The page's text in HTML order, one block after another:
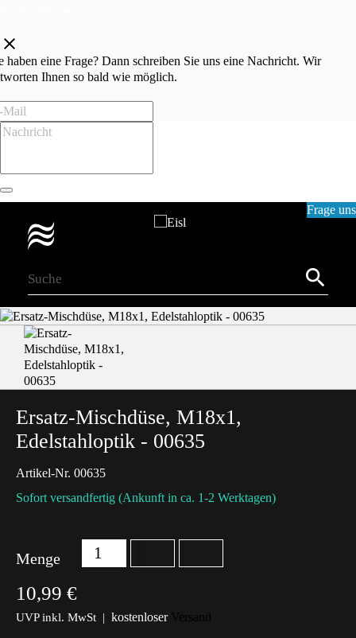
clear
haben eine Frage? Dann schreiben Sie uns eine Nachricht. Wir
Ihnen so bald wie möglich.
Frage uns

Ersatz-Mischdüse, M18x1,
Edelstahloptik - 00635
Artikel-Nr. 00635
Sofort versandfertig (Ankunft in ca. 1-2 Werktagen)
Menge
10,99 €
UVP inkl. MwSt | kostenloser